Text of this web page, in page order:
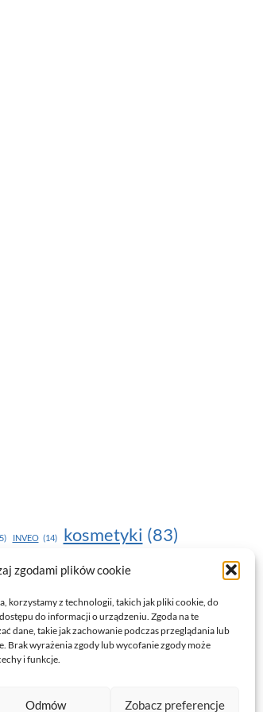
zgodami plików cookie
korzystamy z technologii, takich jak pliki cookie, do
do informacji o urządzeniu. Zgoda na te
dane, takie jak zachowanie podczas przeglądania lub
Brak wyrażenia zgody lub wycofanie zgody może
i funkcje.
Odmów Zobacz preferencje
INVEO (14) kosmetyki (83)
nawilżanie skóry (22)
pielęgnacja dłoni (14)
(17) witamina C (24)